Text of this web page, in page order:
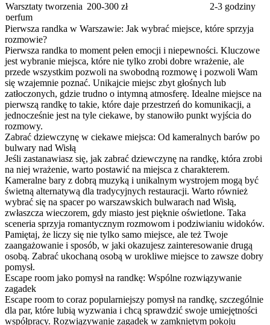
Warsztaty tworzenia
perfum
200-300 zł 2-3 godziny
Pierwsza randka w Warszawie: Jak wybrać miejsce, które sprzyja
rozmowie?
Pierwsza randka to moment pełen emocji i niepewności. Kluczowe
jest wybranie miejsca, które nie tylko zrobi dobre wrażenie, ale
przede wszystkim pozwoli na swobodną rozmowę i pozwoli Wam
się wzajemnie poznać. Unikajcie miejsc zbyt głośnych lub
zatłoczonych, gdzie trudno o intymną atmosferę. Idealne miejsce na
pierwszą randkę to takie, które daje przestrzeń do komunikacji, a
jednocześnie jest na tyle ciekawe, by stanowiło punkt wyjścia do
rozmowy.
Zabrać dziewczynę w ciekawe miejsca: Od kameralnych barów po
bulwary nad Wisłą
Jeśli zastanawiasz się, jak zabrać dziewczynę na randkę, która zrobi
na niej wrażenie, warto postawić na miejsca z charakterem.
Kameralne bary z dobrą muzyką i unikalnym wystrojem mogą być
świetną alternatywą dla tradycyjnych restauracji. Warto również
wybrać się na spacer po warszawskich bulwarach nad Wisłą,
zwłaszcza wieczorem, gdy miasto jest pięknie oświetlone. Taka
sceneria sprzyja romantycznym rozmowom i podziwianiu widoków.
Pamiętaj, że liczy się nie tylko samo miejsce, ale też Twoje
zaangażowanie i sposób, w jaki okazujesz zainteresowanie drugą
osobą. Zabrać ukochaną osobą w urokliwe miejsce to zawsze dobry
pomysł.
Escape room jako pomysł na randkę: Wspólne rozwiązywanie
zagadek
Escape room to coraz popularniejszy pomysł na randkę, szczególnie
dla par, które lubią wyzwania i chcą sprawdzić swoje umiejętności
współpracy. Rozwiązywanie zagadek w zamkniętym pokoju